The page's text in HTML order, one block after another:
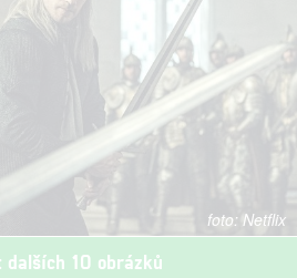
Netflix
dalších 10 obrázků